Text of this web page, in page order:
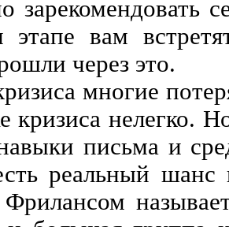
зарекомендовать
вам
через это.
многие
кризиса нелегко.
письма и
реальный шанс